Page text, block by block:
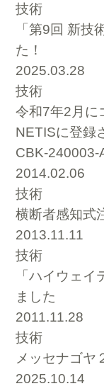
技術
「第9回 新技
た！
2025.03.28
技術
令和7年2月に
NETISに登録
CBK-240003-
2014.02.06
技術
横断者感知式
2013.11.11
技術
「ハイウェ
ました
2011.11.28
技術
メッセナゴヤ
2025.10.14